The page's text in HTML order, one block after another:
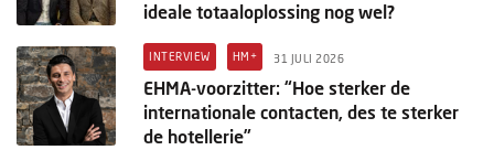
ideale totaaloplossing nog wel?
INTERVIEW HM+ 31 JULI 2026
EHMA-voorzitter: “Hoe sterker de
internationale contacten, des te sterker
de hotellerie”